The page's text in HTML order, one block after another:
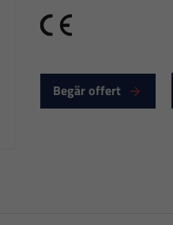
CE
Begär offert